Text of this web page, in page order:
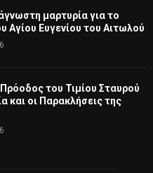
μαρτυρία για το
Αγίου Ευγενίου του Αιτωλού
του Τιμίου Σταυρού
και οι Παρακλήσεις της